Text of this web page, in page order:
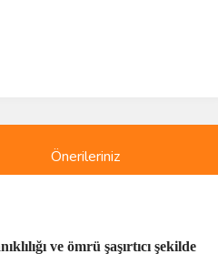
Önerileriniz
ve ömrü şaşırtıcı şekilde